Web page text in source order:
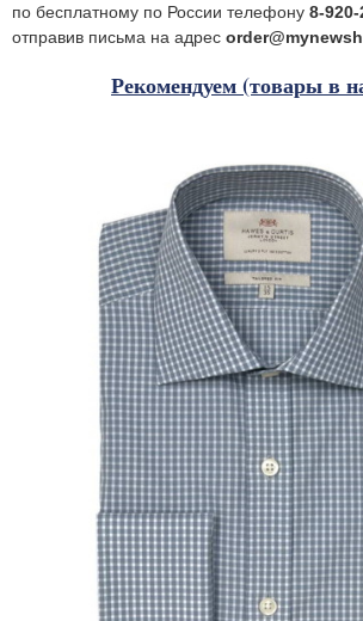
по бесплатному по России телефону 8-
отправив письма на адрес
Рекомендуем (товары в